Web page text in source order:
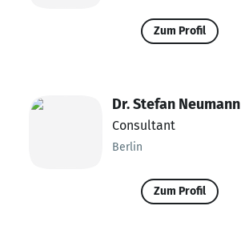
Zum Profil
Dr. Stefan Neumann
Consultant
Berlin
Zum Profil